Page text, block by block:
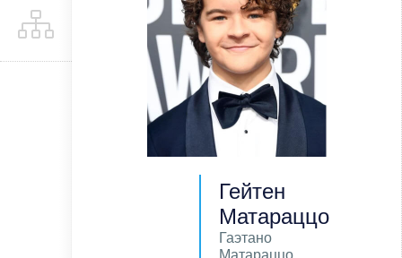
Гейтен
Матараццо
Гаэтано
Матараццо